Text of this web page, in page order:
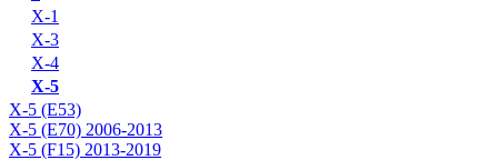
X-1
X-3
X-4
X-5
X-5 (E53)
X-5 (E70) 2006-2013
X-5 (F15) 2013-2019